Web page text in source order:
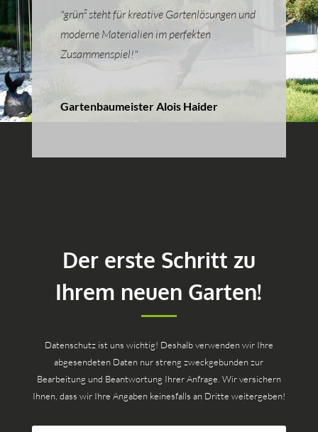
"grün² steht für kreative Gartenlösungen und
moderne Materialien im perfekten
Zusammenspiel!"
Gartenbaumeister Alois Haider
Der erste Schritt zu
Ihrem neuen Garten!
Datenschutz ist uns wichtig! Deshalb verwenden wir Ihre
abgesendeten Daten nur streng zweckgebunden zur
Bearbeitung und Beantwortung Ihrer Anfrage. Wir versichern
Ihnen, dass wir Ihre Angaben keinesfalls an Dritte weitergeben!